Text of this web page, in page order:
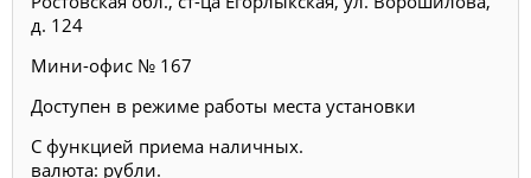
д. 124
Мини-офис № 167
Доступен в режиме работы места установки
С функцией приема наличных.
валюта: рубли.